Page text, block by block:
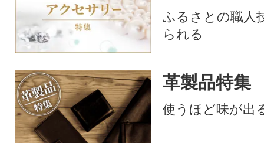
ふるさとの職人
られる
革製品特集
使うほど味が